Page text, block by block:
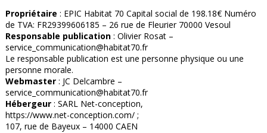
Propriétaire : EPIC Habitat 70 Capital social de 198.18€ Numéro
de TVA: FR29399606185 – 26 rue de Fleurier 70000 Vesoul
Responsable publication: Olivier Rosat –
service_communication@habitat70.fr
Le responsable publication est une personne physique ou une
personne morale.
Webmaster: JC Delcambre –
service_communication@habitat70.fr
Hébergeur: SARL Net-conception,
https://www.net-conception.com/ ;
107, rue de Bayeux – 14000 CAEN